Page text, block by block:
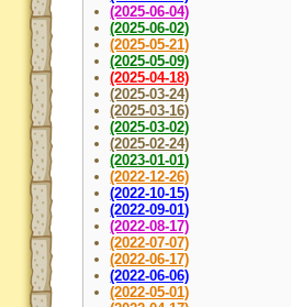
(2025-06-04)
(2025-06-02)
(2025-05-21)
(2025-05-09)
(2025-04-18)
(2025-03-24)
(2025-03-16)
(2025-03-02)
(2025-02-24)
(2023-01-01)
(2022-12-26)
(2022-10-15)
(2022-09-01)
(2022-08-17)
(2022-07-07)
(2022-06-17)
(2022-06-06)
(2022-05-01)